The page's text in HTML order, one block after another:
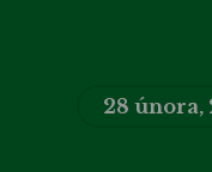
28 února,